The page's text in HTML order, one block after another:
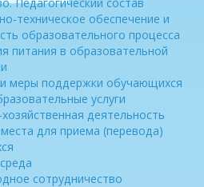
техническое обеспечение и
образовательного процесса
питания в образовательной
меры поддержки обучающихся
услуги
деятельность
для приема (перевода)
сотрудничество